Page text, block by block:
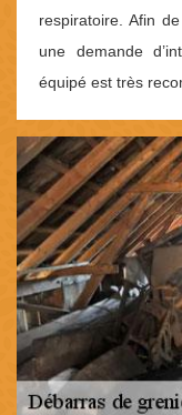
respiratoire. Afin
une demande
équipé est très